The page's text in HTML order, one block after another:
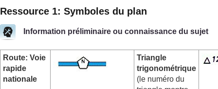
Ressource 1: Symboles du plan
Information préliminaire ou connaissance du sujet
Route: Voie
rapide
nationale
Triangle
trigonométrique
(le numéro du